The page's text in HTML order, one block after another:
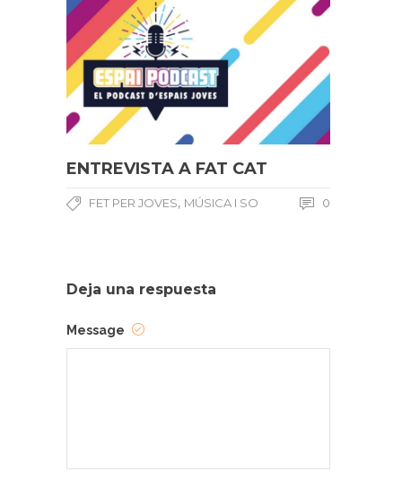
ENTREVISTA A FAT CAT
FET PER JOVES, MÚSICA I SO 0
Deja una respuesta
Message